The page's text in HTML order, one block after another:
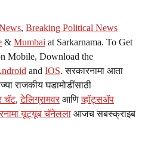
, Breaking Political News
& Mumbai at Sarkarnama. To Get
Mobile, Download the
and IOS. सरकारनामा आता
राजकीय घडामोडींसाठी
चॅट,टेलिग्रामवर आणिव्हॉट्सॲप
यूट्यूब चॅनेलला आजच सबस्क्राइब